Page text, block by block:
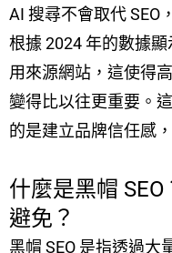
AI 搜尋不會取代 SEO
根據 2024 年的數據顯
用來源網站，這使得
變得比以往更重要。
的是建立品牌信任感
什麼是黑帽
避免？
黑帽 SEO 是指透過